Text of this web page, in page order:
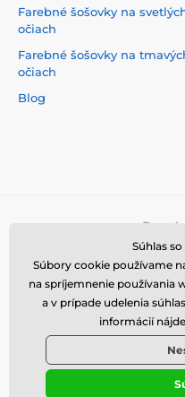
Farebné šošovky na
očiach
Farebné šošovky na
očiach
Blog
© 2026
Súhlas
Súbory cookie používame
na spríjemnenie používania
a v prípade udelenia
informácií